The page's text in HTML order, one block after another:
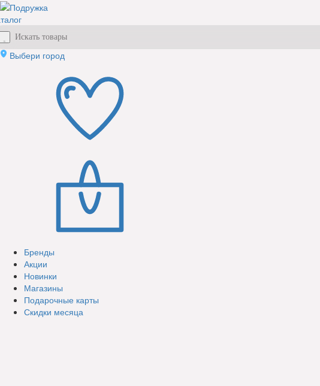
Выбери город
Бренды
Акции
Новинки
Магазины
Подарочные карты
Скидки месяца